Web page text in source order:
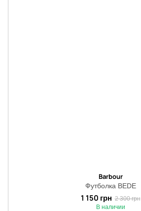
Barbour
Футболка BEDE
1 150 грн 2 300 грн
В наличии